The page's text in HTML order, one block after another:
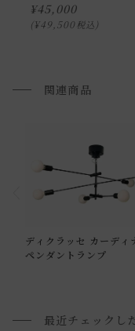
通常配送の場合、お
■ご不明な点やご希望
¥45,000
¥49,500 税込
関連商品
ディクラッセ カーディ
ペンダントランプ
最近チェックし